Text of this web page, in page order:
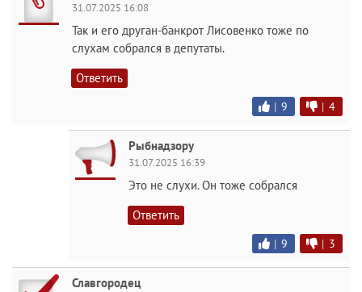
31.07.2025 16:08
Так и его друган-банкрот Лисовенко тоже по
слухам собрался в депутаты.
Ответить
| 9 | 4
Рыбнадзору
31.07.2025 16:39
Это не слухи. Он тоже собрался
Ответить
| 9 | 3
Славгородец